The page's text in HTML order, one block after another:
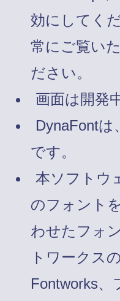
効にしてく
常にご覧い
ださい。
画面は開発
DynaFontは
です。
本ソフトウ
のフォント
わせたフォ
トワークス
Fontworks